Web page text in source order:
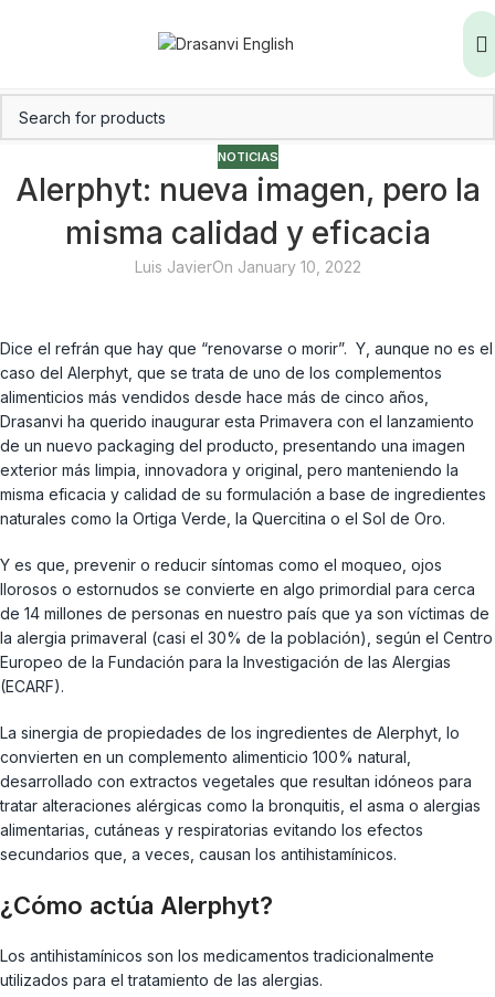
NOTICIAS
Alerphyt: nueva imagen, pero la
misma calidad y eficacia
Luis JavierOn January 10, 2022
Dice el refrán que hay que “renovarse o morir”. Y, aunque no es el
caso del Alerphyt, que se trata de uno de los complementos
alimenticios más vendidos desde hace más de cinco años,
Drasanvi ha querido inaugurar esta Primavera con el lanzamiento
de un nuevo packaging del producto, presentando una imagen
exterior más limpia, innovadora y original, pero manteniendo la
misma eficacia y calidad de su formulación a base de ingredientes
naturales como la Ortiga Verde, la Quercitina o el Sol de Oro.
Y es que, prevenir o reducir síntomas como el moqueo, ojos
llorosos o estornudos se convierte en algo primordial para cerca
de 14 millones de personas en nuestro país que ya son víctimas de
la alergia primaveral (casi el 30% de la población), según el Centro
Europeo de la Fundación para la Investigación de las Alergias
(ECARF).
La sinergia de propiedades de los ingredientes de Alerphyt, lo
convierten en un complemento alimenticio 100% natural,
desarrollado con extractos vegetales que resultan idóneos para
tratar alteraciones alérgicas como la bronquitis, el asma o alergias
alimentarias, cutáneas y respiratorias evitando los efectos
secundarios que, a veces, causan los antihistamínicos.
¿Cómo actúa Alerphyt?
Los antihistamínicos son los medicamentos tradicionalmente
utilizados para el tratamiento de las alergias.